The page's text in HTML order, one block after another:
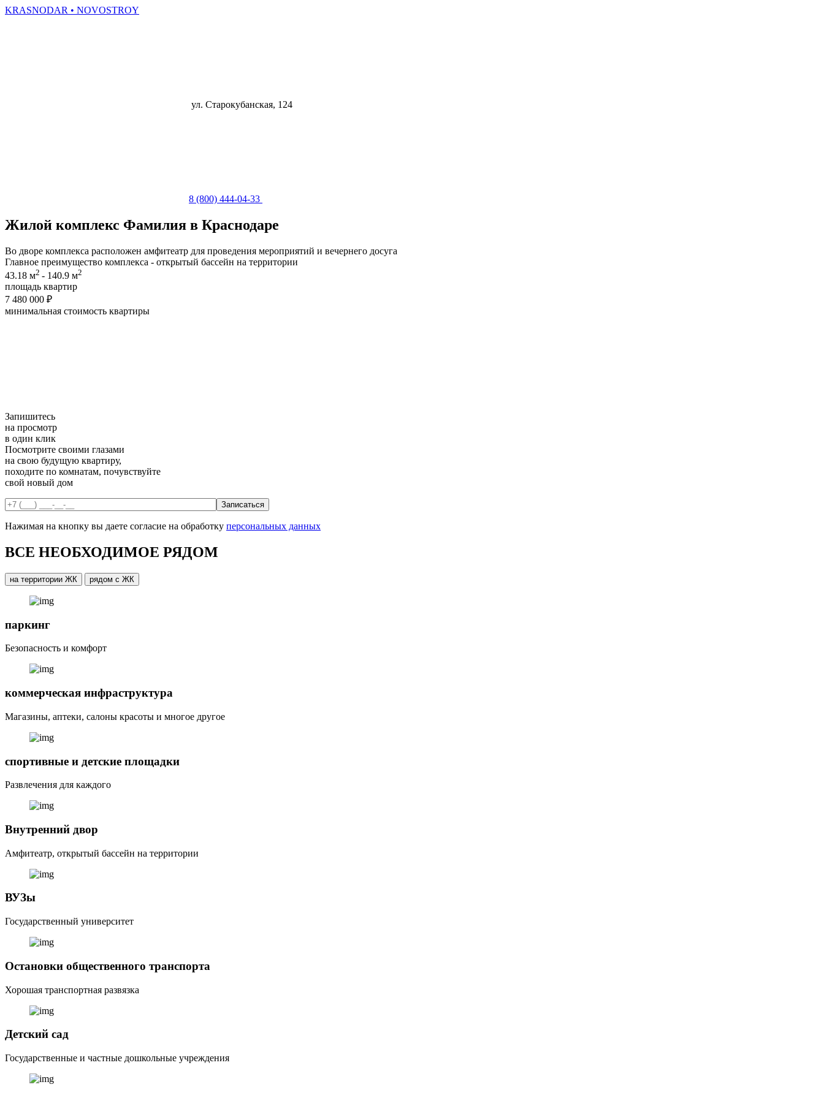
KRASNODAR • NOVOSTROY
ул. Старокубанская, 124
8 (800) 444-04-33
Жилой комплекс Фамилия в Краснодаре
Во дворе комплекса расположен амфитеатр для проведения мероприятий и вечернего досуга
Главное преимущество комплекса - открытый бассейн на территории
43.18 м2 - 140.9 м2
площадь квартир
7 480 000 ₽
минимальная cтоимость квартиры
Запишитесь
на просмотр
в один клик
Посмотрите своими глазами
на свою будущую квартиру,
походите по комнатам, почувствуйте
свой новый дом
Нажимая на кнопку вы даете согласие на обработку персональных данных
ВСЕ НЕОБХОДИМОЕ РЯДОМ
на территории ЖК рядом с ЖК
паркинг
Безопасность и комфорт
коммерческая инфраструктура
Магазины, аптеки, салоны красоты и многое другое
спортивные и детские площадки
Развлечения для каждого
Внутренний двор
Амфитеатр, открытый бассейн на территории
ВУЗы
Государственный университет
Остановки общественного транспорта
Хорошая транспортная развязка
Детский сад
Государственные и частные дошкольные учреждения